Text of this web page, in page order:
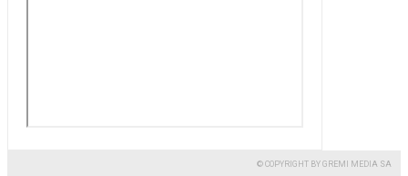
© COPYRIGHT BY GREMI MEDIA SA